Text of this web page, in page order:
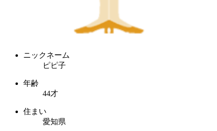
ニックネーム
ピピ子
年齢
44才
住まい
愛知県